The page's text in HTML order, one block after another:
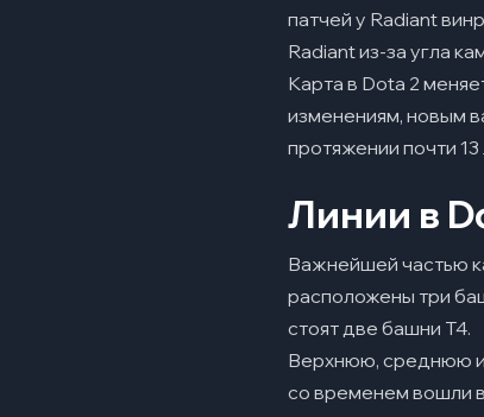
патчей у Radiant
Radiant из-за угла
Карта в Dota 2
изменениям, новым
протяжении почти 13
Линии в
Важнейшей частью
расположены три
стоят две башни T4.
Верхнюю, среднюю и
со временем вошли